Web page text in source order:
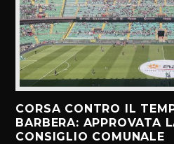
CORSA CONTRO IL
BARBERA: APPROVATA
CONSIGLIO COMUNALE